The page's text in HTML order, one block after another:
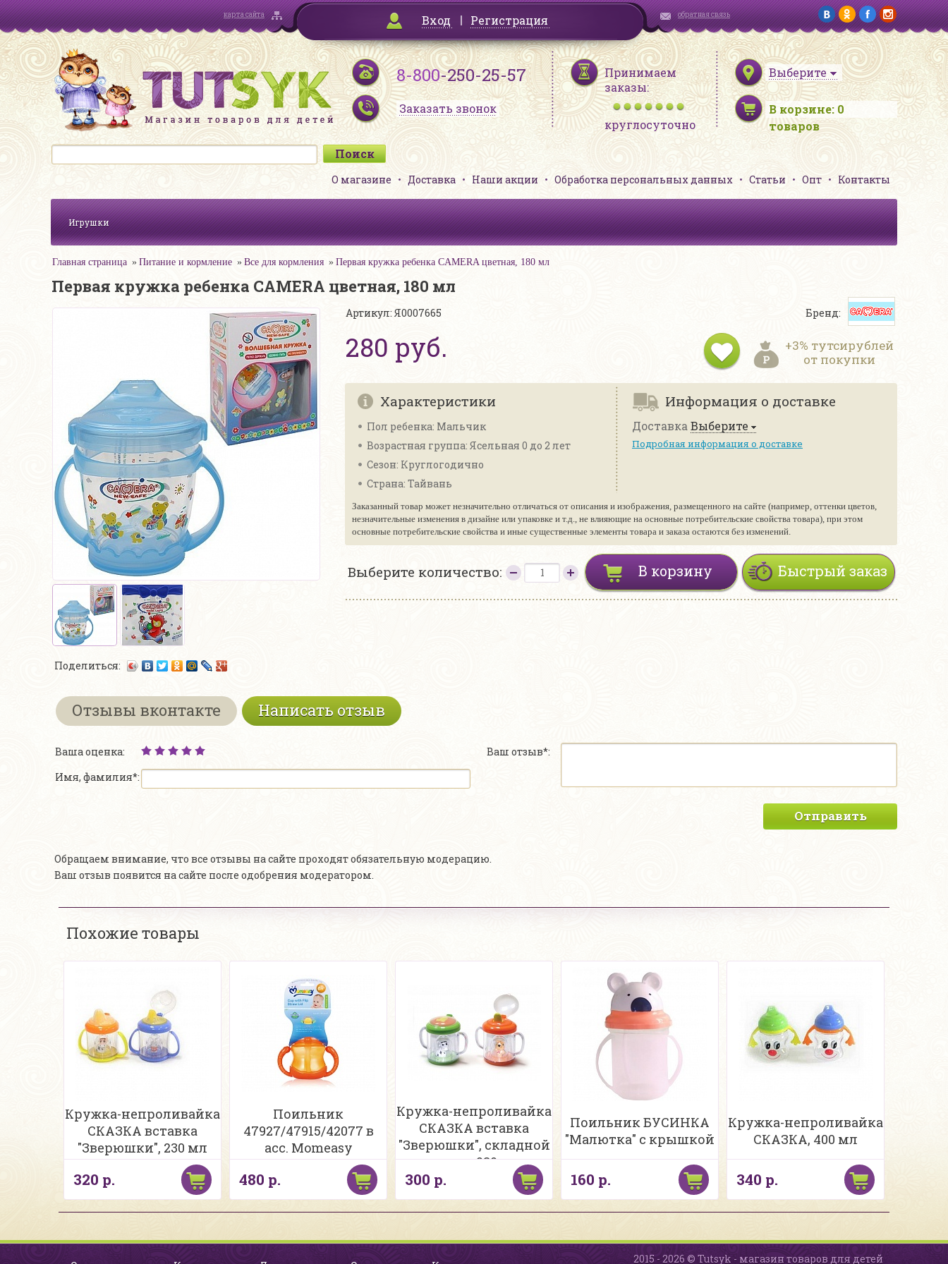
карта сайта Вход Регистрация обратная связь
8-800-250-25-57
Заказать звонок
Принимаем
заказы:
круглосуточно
Выберите
В корзине: 0
товаров
О магазине Доставка Наши акции Обработка персональных данных Статьи Опт Контакты
Игрушки
Главная страница Питание и кормление Все для кормления Первая кружка ребенка CAMERA цветная, 180 мл
Первая кружка ребенка CAMERA цветная, 180 мл
Поделиться:
Артикул: Я0007665
280 руб.
Бренд:
+3% тутсирублей
от покупки
Характеристики
Пол ребенка: Мальчик
Возрастная группа: Ясельная 0 до 2 лет
Сезон: Круглогодично
Страна: Тайвань
Информация о доставке
Доставка Выберите
Подробная информация о доставке
Заказанный товар может незначительно отличаться от описания и изображения, размещенного на сайте (например, оттенки цветов,
незначительные изменения в дизайне или упаковке и т.д., не влияющие на основные потребительские свойства товара), при этом
основные потребительские свойства и иные существенные элементы товара и заказа остаются без изменений.
Выберите количество: Быстрый заказ
В корзину
Отзывы вконтакте Написать отзыв
Ваша оценка:
Имя, фамилия*:
Ваш отзыв*:
Отправить
Обращаем внимание, что все отзывы на сайте проходят обязательную модерацию.
Ваш отзыв появится на сайте после одобрения модератором.
Похожие товары
Кружка-непроливайка
СКАЗКА вставка
"Зверюшки", 230 мл
320 р.
Поильник
47927/47915/42077 в
асс. Momeasy
480 р.
Кружка-непроливайка
СКАЗКА вставка
"Зверюшки", складной
носик, 230 мл
300 р.
Поильник БУСИНКА
"Малютка" с крышкой
160 р.
Кружка-непроливайка
СКАЗКА, 400 мл
340 р.
2015 - 2026 © Tutsyk - магазин товаров для детей